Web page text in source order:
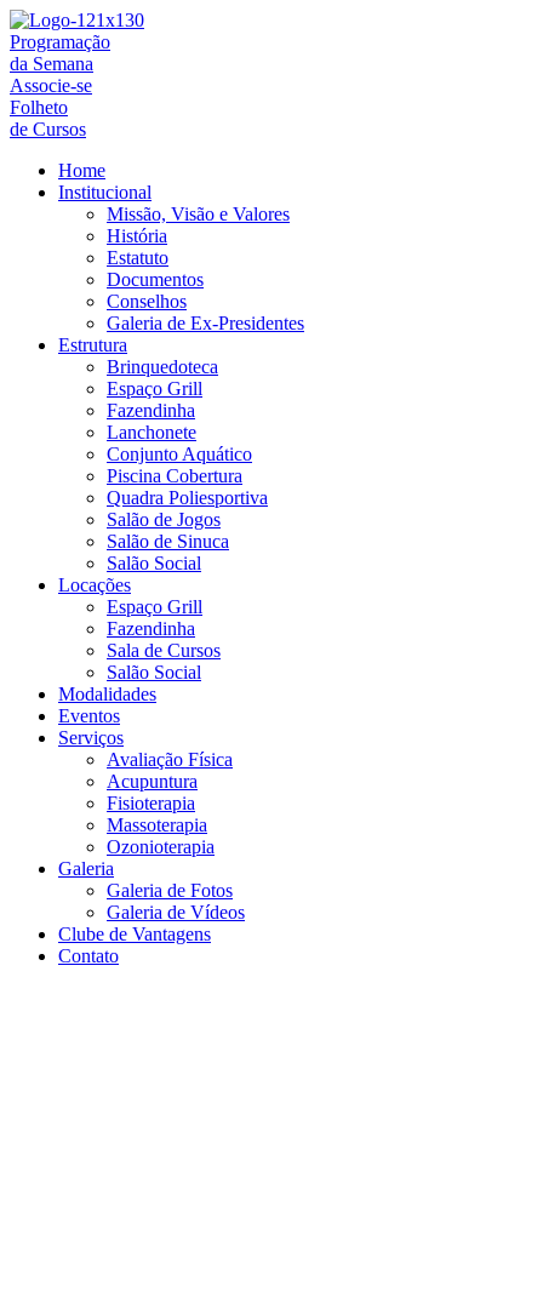
Ir
para
o
conteúdo
Programação
da Semana
Associe-se
Folheto
de Cursos
Home
Institucional
Missão, Visão e Valores
História
Estatuto
Documentos
Conselhos
Galeria de Ex-Presidentes
Estrutura
Brinquedoteca
Espaço Grill
Fazendinha
Lanchonete
Conjunto Aquático
Piscina Cobertura
Quadra Poliesportiva
Salão de Jogos
Salão de Sinuca
Salão Social
Locações
Espaço Grill
Fazendinha
Sala de Cursos
Salão Social
Modalidades
Eventos
Serviços
Avaliação Física
Acupuntura
Fisioterapia
Massoterapia
Ozonioterapia
Galeria
Galeria de Fotos
Galeria de Vídeos
Clube de Vantagens
Contato